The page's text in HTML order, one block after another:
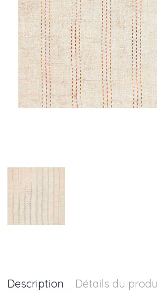
Description Détails du